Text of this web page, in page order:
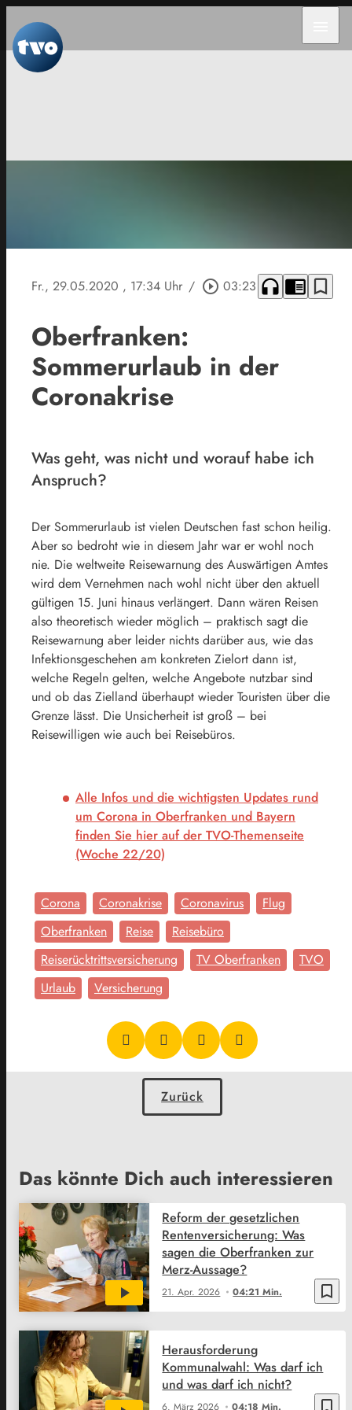
Fr., 29.05.2020 , 17:34 Uhr / play_circle_outline 03:23 headphones chrome_reader_mode bookmark_border
Oberfranken:
Sommerurlaub in der
Coronakrise
Was geht, was nicht und worauf habe ich
Anspruch?
Der Sommerurlaub ist vielen Deutschen fast schon heilig.
Aber so bedroht wie in diesem Jahr war er wohl noch
nie. Die weltweite Reisewarnung des Auswärtigen Amtes
wird dem Vernehmen nach wohl nicht über den aktuell
gültigen 15. Juni hinaus verlängert. Dann wären Reisen
also theoretisch wieder möglich – praktisch sagt die
Reisewarnung aber leider nichts darüber aus, wie das
Infektionsgeschehen am konkreten Zielort dann ist,
welche Regeln gelten, welche Angebote nutzbar sind
und ob das Zielland überhaupt wieder Touristen über die
Grenze lässt. Die Unsicherheit ist groß – bei
Reisewilligen wie auch bei Reisebüros.
Alle Infos und die wichtigsten Updates rund
um Corona in Oberfranken und Bayern
finden Sie hier auf der TVO-Themenseite
(Woche 22/20)
Corona Coronakrise Coronavirus
Flug
Oberfranken
Reise
Reisebüro
Reiserücktrittsversicherung
TV Oberfranken
TVO
Urlaub
Versicherung
Zurück
Das könnte Dich auch interessieren
bookmark_border
21. Apr. 2026 04:21 Min.
Reform der gesetzlichen
Rentenversicherung: Was
sagen die Oberfranken zur
Merz-Aussage?
bookmark_border
6. März 2026 04:18 Min.
Herausforderung
Kommunalwahl: Was darf ich
und was darf ich nicht?